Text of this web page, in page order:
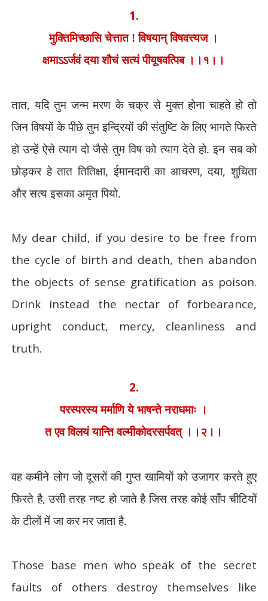
1.
मुक्तिमिच्छासि चेत्तात ! विषयान् विषवत्त्यज ।
क्षमाऽऽर्जवं दया शौचं सत्यं पीयूषवत्पिब ।।१।।
तात,यदि तुम जन्म मरण के चक्र से मुक्त होना चाहते हो तो
जिन विषयों के पीछे तुम इन्द्रियों की संतुष्टि के लिए भागते फिरते
हो उन्हें ऐसे त्याग दो जैसे तुम विष को त्याग देते हो. इन सब को
छोड़कर हे तात तितिक्षा,ईमानदारी का आचरण,दया,शुचिता
और सत्य इसका अमृत पियो.
My dear child, if you desire to be free from
the cycle of birth and death, then abandon
the objects of sense gratification as poison.
Drink instead the nectar of forbearance,
upright conduct, mercy, cleanliness and
truth.
2.
परस्परस्य मर्माणि ये भाषन्ते नराधमाः ।
त एव विलयं यान्ति वल्मीकोदरसर्पवत् ।।२।।
वह कमीने लोग जो दूसरों की गुप्त खामियों को उजागर करते हुए
फिरते है,उसी तरह नष्ट हो जाते है जिस तरह कोई साँप चीटियों
के टीलों में जा कर मर जाता है.
Those base men who speak of the secret
faults of others destroy themselves like